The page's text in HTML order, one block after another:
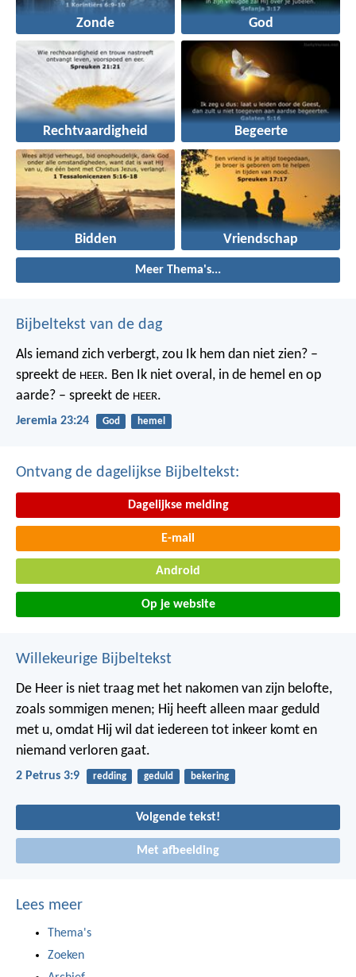
Zonde God
Rechtvaardigheid Begeerte
Bidden Vriendschap
Meer Thema's...
Bijbeltekst van de dag
Als iemand zich verbergt, zou Ik hem dan niet zien? –
spreekt de HEER. Ben Ik niet overal, in de hemel en op
aarde? – spreekt de HEER.
Jeremia 23:24 God hemel
Ontvang de dagelijkse Bijbeltekst:
Dagelijkse melding
E-mail
Android
Op je website
Willekeurige Bijbeltekst
De Heer is niet traag met het nakomen van zijn belofte,
zoals sommigen menen; Hij heeft alleen maar geduld
met u, omdat Hij wil dat iedereen tot inkeer komt en
niemand verloren gaat.
2 Petrus 3:9 redding geduld bekering
Volgende tekst!
Met afbeelding
Lees meer
Thema's
Zoeken